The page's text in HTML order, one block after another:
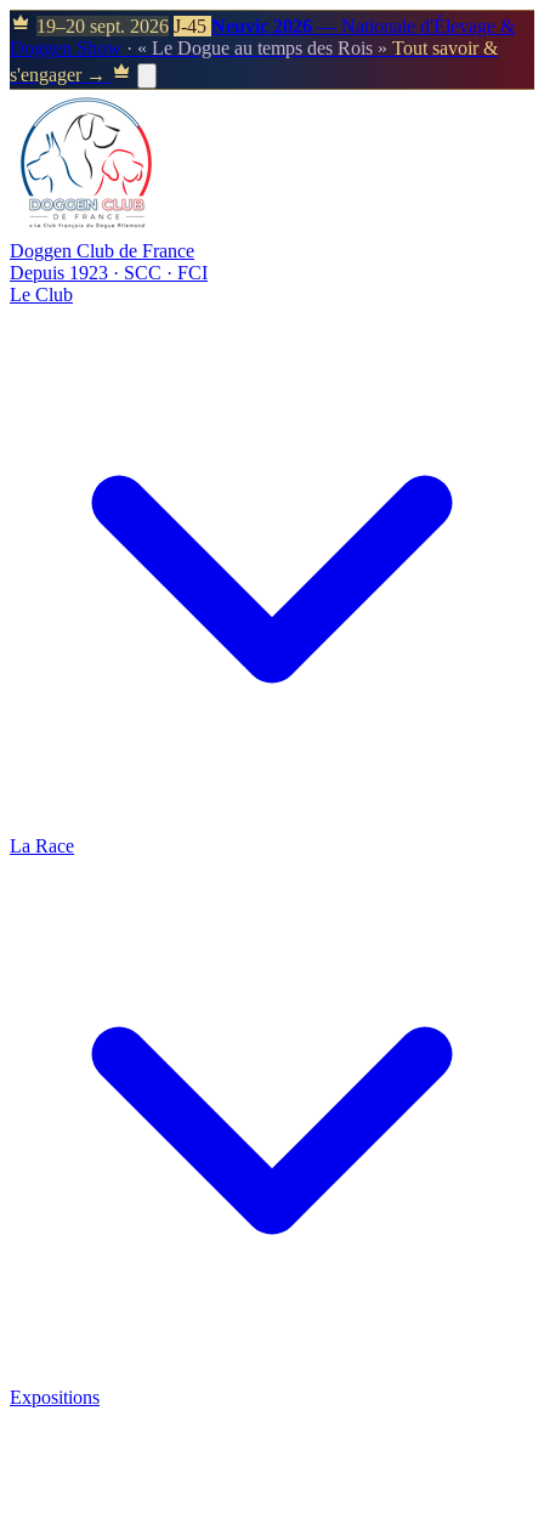
19–20 sept. 2026 J-45 Neuvic 2026 — Nationale d'Élevage &
Doggen Show · « Le Dogue au temps des Rois » Tout savoir &
s'engager →
Doggen Club de France
Depuis 1923 · SCC · FCI
Le Club
La Race
Expositions